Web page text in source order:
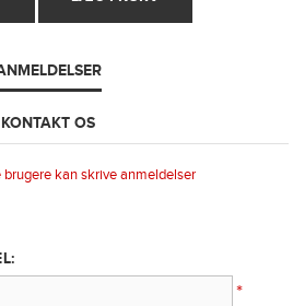
KONTAKT OS
brugere kan skrive anmeldelser
*